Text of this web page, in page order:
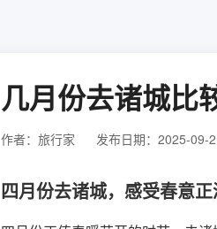
几月份去诸城比
作者：旅行家 发布日期：2025-09-
四月份去诸城，感受春意